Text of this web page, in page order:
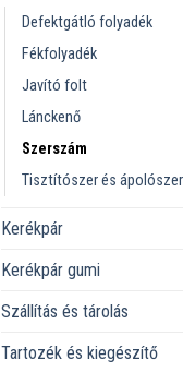
Defektgátló folyadék
Fékfolyadék
Javító folt
Lánckenő
Szerszám
Tisztítószer és ápolószer
Kerékpár
Kerékpár gumi
Szállítás és tárolás
Tartozék és kiegészítő